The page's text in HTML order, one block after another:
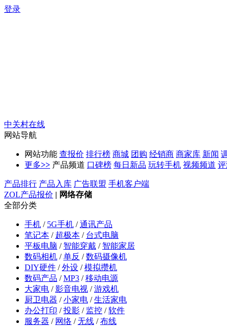
登录
中关村在线
网站导航
网站功能 查报价 排行榜 商城 团购 经销商 商家库 新闻
更多>> 产品频道 口碑榜 每日新品 玩转手机 视频频道
产品排行 产品入库 广告联盟 手机客户端
ZOL产品报价 | 网络存储
全部分类
手机 / 5G手机 /通讯产品
笔记本 / 超极本 / 台式电脑
平板电脑 / 智能穿戴 / 智能家居
数码相机 /单反 /数码摄像机
DIY硬件 /外设 /模拟攒机
数码产品 /MP3 /移动电源
大家电 /影音电视 /游戏机
厨卫电器 /小家电 /生活家电
办公打印 /投影 / 监控 /软件
服务器 / 网络 /无线 /布线